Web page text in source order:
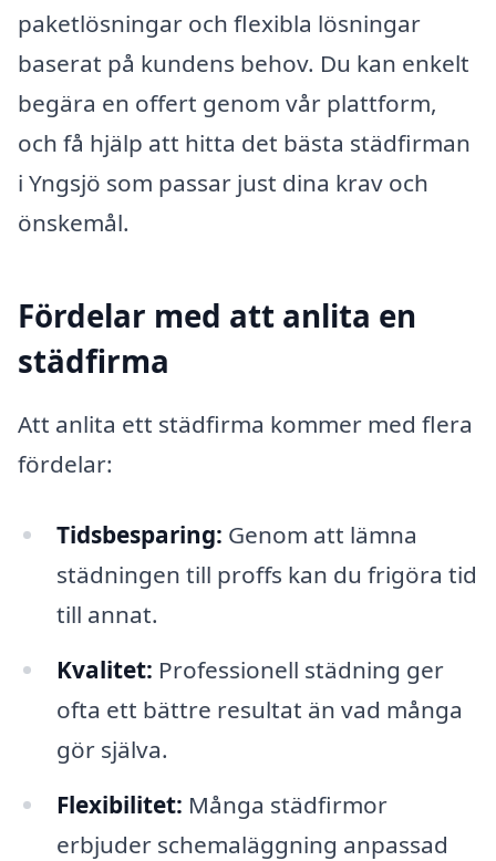
paketlösningar och flexibla lösningar
baserat på kundens behov. Du kan enkelt
begära en offert genom vår plattform,
och få hjälp att hitta det bästa städfirman
i Yngsjö som passar just dina krav och
önskemål.
Fördelar med att anlita en
städfirma
Att anlita ett städfirma kommer med flera
fördelar:
Tidsbesparing: Genom att lämna
städningen till proffs kan du frigöra tid
till annat.
Kvalitet: Professionell städning ger
ofta ett bättre resultat än vad många
gör själva.
Flexibilitet: Många städfirmor
erbjuder schemaläggning anpassad